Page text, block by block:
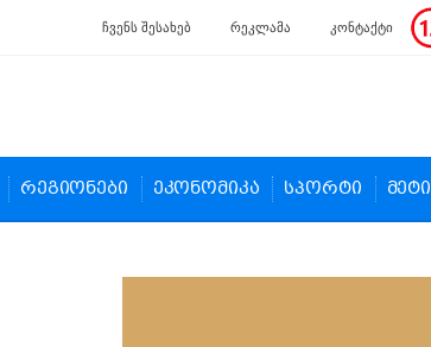
ჩვენს შესახებ რეკლამა კონტაქტი
რეგიონები ეკონომიკა სპორტი მეტი